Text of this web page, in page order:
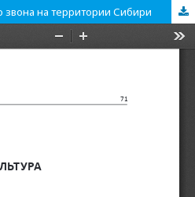
на территории Сибири